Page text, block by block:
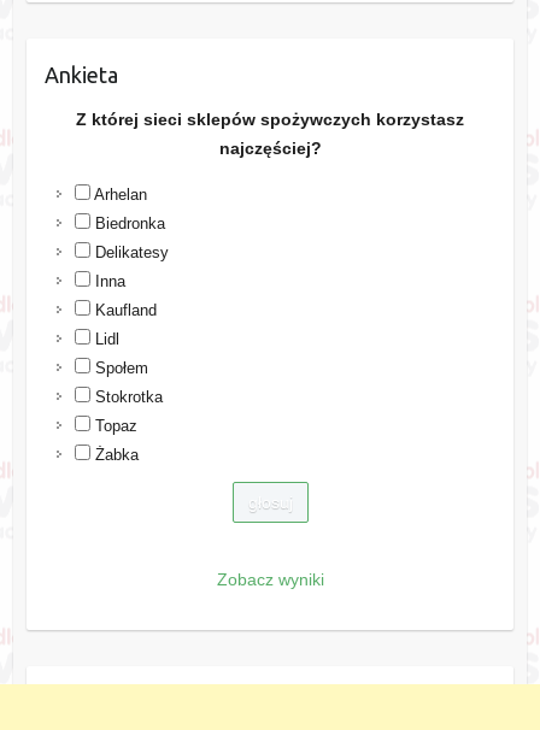
Ankieta
Z której sieci sklepów spożywczych korzystasz
najczęściej?
Arhelan
Biedronka
Delikatesy
Inna
Kaufland
Lidl
Społem
Stokrotka
Topaz
Żabka
Zobacz wyniki